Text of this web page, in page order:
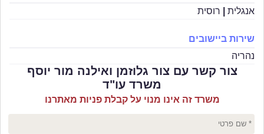
אנגלית
רוסית
שירות ביישובים
נהריה
צור קשר עם צור גלוזמן ואילנה מור יוסף
משרד עו"ד
משרד זה אינו מנוי על קבלת פניות מאתרנו